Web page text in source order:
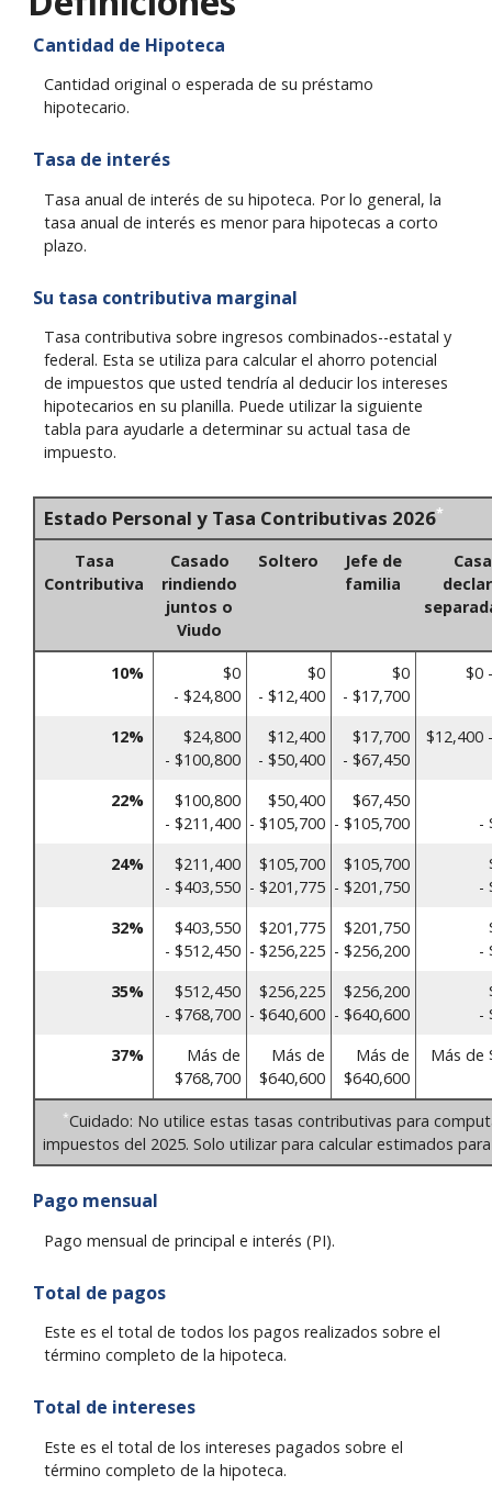
Cantidad de Hipoteca
Cantidad original o esperada de su préstamo
hipotecario.
Tasa de interés
Tasa anual de interés de su hipoteca. Por lo general, la
tasa anual de interés es menor para hipotecas a corto
plazo.
Su tasa contributiva marginal
Tasa contributiva sobre ingresos combinados--estatal y
federal. Esta se utiliza para calcular el ahorro potencial
de impuestos que usted tendría al deducir los intereses
hipotecarios en su planilla. Puede utilizar la siguiente
tabla para ayudarle a determinar su actual tasa de
impuesto.
Estado Personal y Tasa Contributivas 2026*
Tasa
Contributiva
Casado
rindiendo
juntos o
Viudo
Soltero
Jefe de
familia
10%
$0
- $24,800
$0
- $12,400
$0
- $17,700
$0
12%
$24,800
- $100,800
$12,400
- $50,400
$17,700
- $67,450
$12,400
22%
$100,800
- $211,400
$50,400
- $105,700
$67,450
- $105,700
-
24%
$211,400
- $403,550
$105,700
- $201,775
$105,700
- $201,750
-
32%
$403,550
- $512,450
$201,775
- $256,225
$201,750
- $256,200
-
35%
$512,450
- $768,700
$256,225
- $640,600
$256,200
- $640,600
-
37%
Más de
$768,700
Más de
$640,600
Más de
$640,600
Más de
*Cuidado: No utilice estas tasas contributivas para
impuestos del 2025. Solo utilizar para calcular estimados
Pago mensual
Pago mensual de principal e interés (PI).
Total de pagos
Este es el total de todos los pagos realizados sobre el
término completo de la hipoteca.
Total de intereses
Este es el total de los intereses pagados sobre el
término completo de la hipoteca.